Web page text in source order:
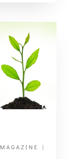
MAGAZINE
|